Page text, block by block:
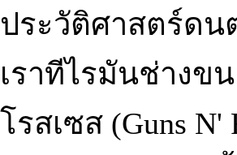
ประวัติศาสตร์ดน
เราทีไรมันช่างข
โรสเซส (Guns